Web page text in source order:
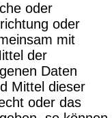
oder
oder
mit
der
Daten
Mittel dieser
oder das